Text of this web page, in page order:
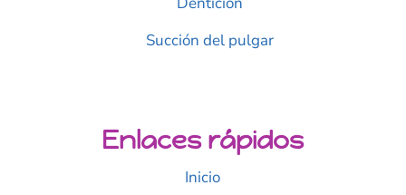
Succión del pulgar
Enlaces rápidos
Inicio